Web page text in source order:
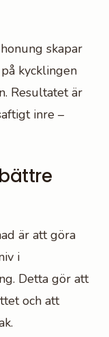
skapar
kycklingen
Resultatet är
inre –
är att göra
i
Detta gör att
och att